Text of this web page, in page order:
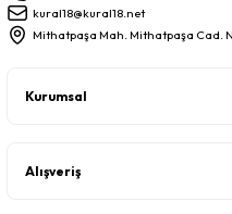
kural18@kural18.net
Mithatpaşa Mah. Mithatpaşa Cad.
Kurumsal
Alışveriş